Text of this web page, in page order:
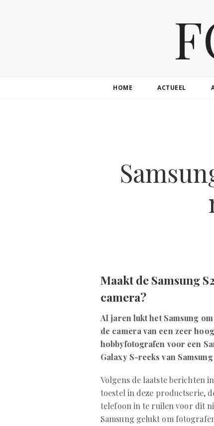
HOME ACTUEEL
Maakt de Samsung
camera?
Al jaren lukt het Samsung
de camera van een zeer
hobbyfotografen voor een
Galaxy S-reeks van
Volgens de laatste berichten
toestel in deze productserie,
telefoon in te ruilen voor dit
Samsung gelukt om